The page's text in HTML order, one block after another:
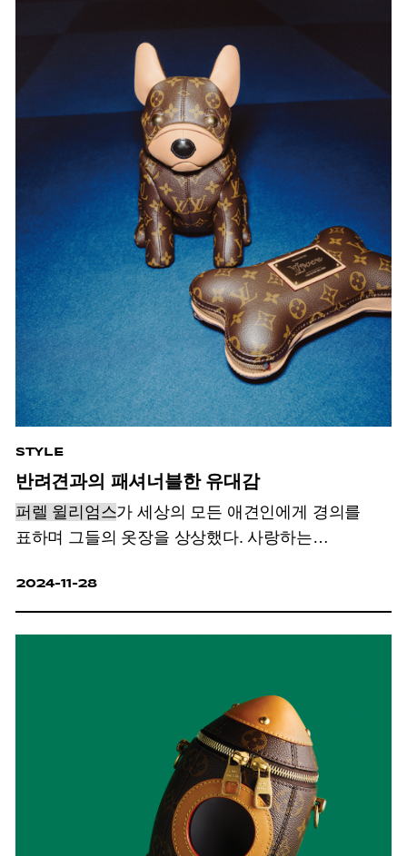
STYLE
반려견과의 패셔너블한 유대감
퍼렐 윌리엄스가 세상의 모든 애견인에게 경의를
표하며 그들의 옷장을 상상했다. 사랑하는
남성 프리 컬렉션.
2024-11-28